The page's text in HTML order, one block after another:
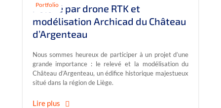
Portfolio
Relevé par drone RTK et
modélisation Archicad du Château
d’Argenteau
Nous sommes heureux de participer à un projet d’une
grande importance : le relevé et la modélisation du
Château d’Argenteau, un édifice historique majestueux
situé dans la région de Liège.
Lire plus